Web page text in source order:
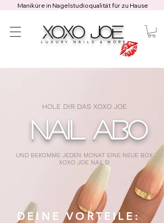
XOXO JOE
LUXURY NAILS & MORE
Maniküre in Nagelstudioqualität für zu Hause
NAIL ABO
HOLE DIR DAS XOXO JOE
UND BEKOMME JEDEN MONAT EINE NEUE BOX
XOXO JOE NAILS!
DEINE VORTEILE: